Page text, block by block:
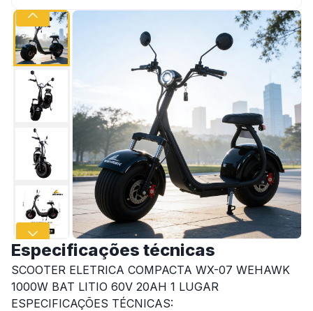
Especificações técnicas
SCOOTER ELETRICA COMPACTA WX-07 WEHAWK
1000W BAT LITIO 60V 20AH 1 LUGAR
ESPECIFICAÇÕES TÉCNICAS: